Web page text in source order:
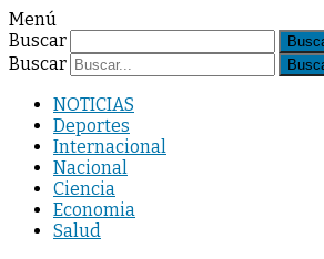
Menú
Buscar
Buscar
NOTICIAS
Deportes
Internacional
Nacional
Ciencia
Economia
Salud